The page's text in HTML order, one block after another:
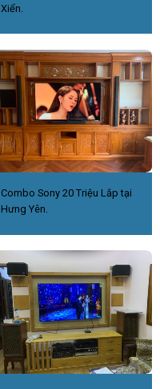
Xiển.
Combo Sony 20 Triệu Lắp tại
Hưng Yên.